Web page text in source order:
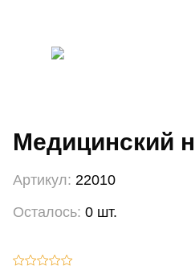
Медицинский
Артикул: 22010
Осталось: 0 шт.